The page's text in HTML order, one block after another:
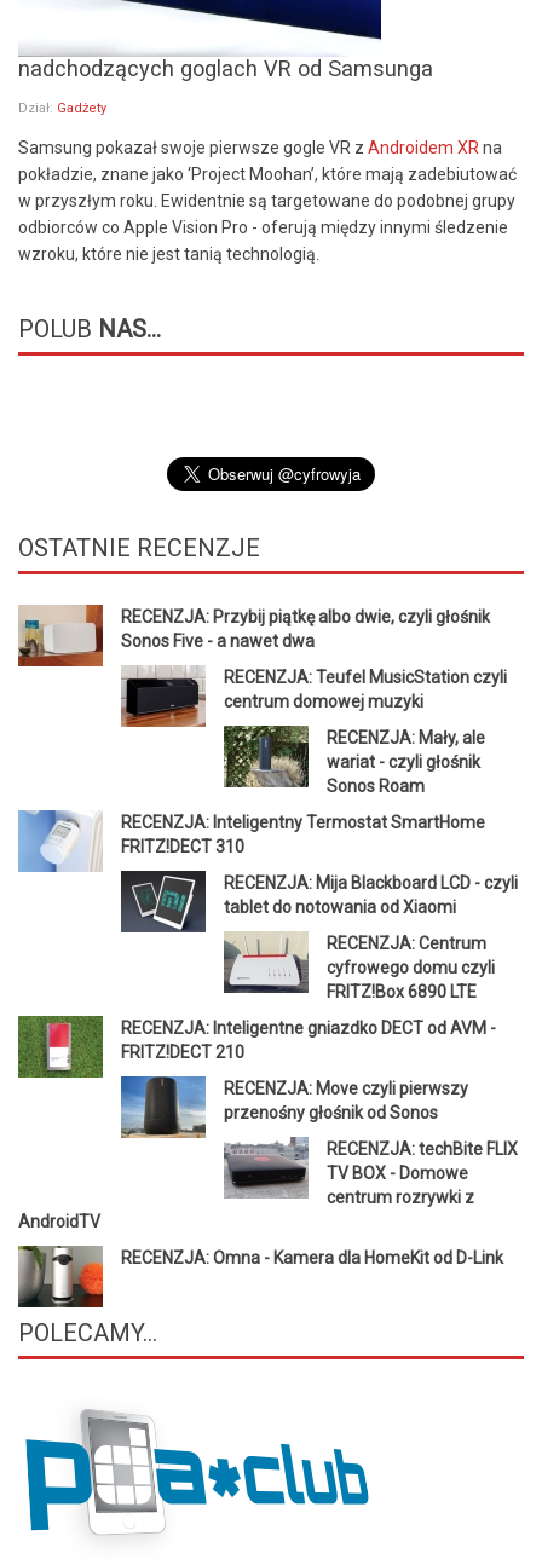
nadchodzących goglach VR od Samsunga
Dział: Gadżety
Samsung pokazał swoje pierwsze gogle VR z Androidem XR na
pokładzie, znane jako ‘Project Moohan’, które mają zadebiutować
w przyszłym roku. Ewidentnie są targetowane do podobnej grupy
odbiorców co Apple Vision Pro - oferują między innymi śledzenie
wzroku, które nie jest tanią technologią.
POLUB NAS...
OSTATNIE RECENZJE
RECENZJA: Przybij piątkę albo dwie, czyli głośnik
Sonos Five - a nawet dwa
RECENZJA: Teufel MusicStation czyli
centrum domowej muzyki
RECENZJA: Mały, ale
wariat - czyli głośnik
Sonos Roam
RECENZJA: Inteligentny Termostat SmartHome
FRITZ!DECT 310
RECENZJA: Mija Blackboard LCD - czyli
tablet do notowania od Xiaomi
RECENZJA: Centrum
cyfrowego domu czyli
FRITZ!Box 6890 LTE
RECENZJA: Inteligentne gniazdko DECT od AVM -
FRITZ!DECT 210
RECENZJA: Move czyli pierwszy
przenośny głośnik od Sonos
RECENZJA: techBite FLIX
TV BOX - Domowe
centrum rozrywki z
AndroidTV
RECENZJA: Omna - Kamera dla HomeKit od D-Link
POLECAMY...